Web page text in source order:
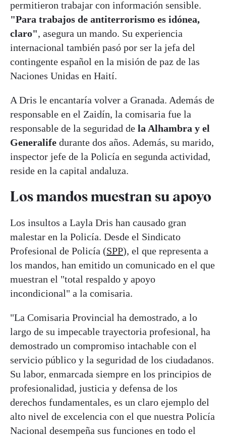
permitieron trabajar con información sensible.
"Para trabajos de antiterrorismo es idónea,
claro", asegura un mando. Su experiencia
internacional también pasó por ser la jefa del
contingente español en la misión de paz de las
Naciones Unidas en Haití.
A Dris le encantaría volver a Granada. Además de
responsable en el Zaidín, la comisaria fue la
responsable de la seguridad de la Alhambra y el
Generalife durante dos años. Además, su marido,
inspector jefe de la Policía en segunda actividad,
reside en la capital andaluza.
Los mandos muestran su apoyo
Los insultos a Layla Dris han causado gran
malestar en la Policía. Desde el Sindicato
Profesional de Policía (SPP), el que representa a
los mandos, han emitido un comunicado en el que
muestran el "total respaldo y apoyo
incondicional" a la comisaria.
"La Comisaria Provincial ha demostrado, a lo
largo de su impecable trayectoria profesional, ha
demostrado un compromiso intachable con el
servicio público y la seguridad de los ciudadanos.
Su labor, enmarcada siempre en los principios de
profesionalidad, justicia y defensa de los
derechos fundamentales, es un claro ejemplo del
alto nivel de excelencia con el que nuestra Policía
Nacional desempeña sus funciones en todo el